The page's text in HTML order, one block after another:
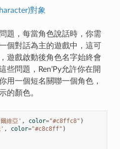
對象
題，每當角色說話時，你需
個對話為主的遊戲中，這可
遊戲啟動後角色名字始終會
些問題，Ren’Py允許你在開
用一個短名關聯一個角色，
的顏色。
維亞' , color="#c8ffc8" )
' , color="#c8c8ff" )